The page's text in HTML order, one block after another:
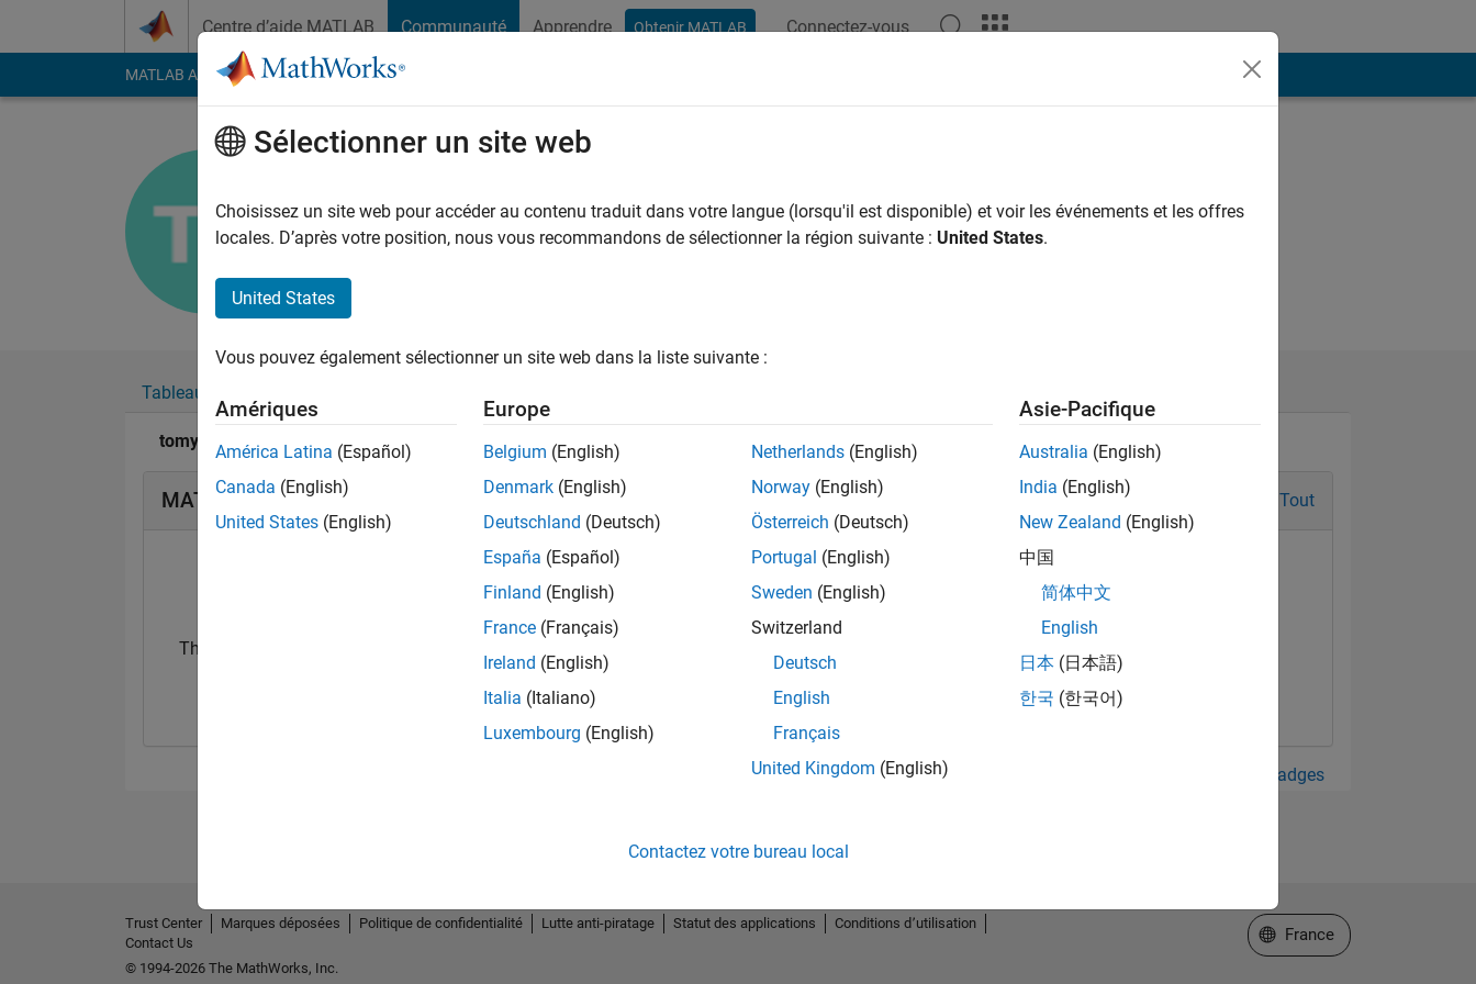
Centre d’aide MATLAB Communauté Apprendre Obtenir MATLAB Connectez-vous
MATLAB Answers File Exchange Cody
Last seen: presque 4 ans il y a| Actif depuis 2022
Followers:0Following:0
Tableau de bord
tomy's Badges
MATLAB Answers Badges Tout
Thankful Level 2
Afficher tout Badges
Sélectionner un site web
Choisissez un site web pour accéder au contenu traduit dans votre langue (lorsqu'il est disponible) et voir les événements et les offres
locales. D’après votre position, nous vous recommandons de sélectionner la région suivante : United States.
United States
Vous pouvez également sélectionner un site web dans la liste suivante :
Amériques
América Latina (Español)
Canada (English)
United States (English)
Europe
Belgium (English)
Denmark (English)
Deutschland (Deutsch)
España (Español)
Finland (English)
France (Français)
Ireland (English)
Italia (Italiano)
Luxembourg (English)
Netherlands (English)
Norway (English)
Österreich (Deutsch)
Portugal (English)
Sweden (English)
Switzerland
Deutsch
English
Français
United Kingdom (English)
Asie-Pacifique
Australia (English)
India (English)
New Zealand (English)
中国
简体中文
English
日本 (日本語)
한국 (한국어)
Contactez votre bureau local
Trust Center Marques déposées Politique de confidentialité Lutte anti-piratage Statut des applications
Conditions d՚utilisation
Contact Us
© 1994-2026 The MathWorks, Inc.
Sélectionner un site web
France